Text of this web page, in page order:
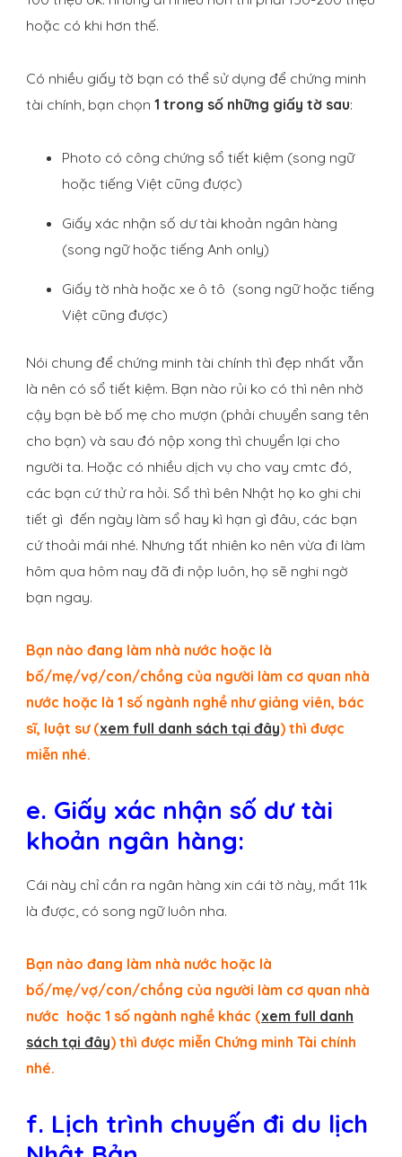
hoặc có khi hơn thế.
Có nhiều giấy tờ bạn có thể sử dụng để chứng minh
tài chính, bạn chọn 1 trong số những giấy tờ sau:
Photo có công chứng sổ tiết kiệm (song ngữ
hoặc tiếng Việt cũng được)
Giấy xác nhận số dư tài khoản ngân hàng
(song ngữ hoặc tiếng Anh only)
Giấy tờ nhà hoặc xe ô tô (song ngữ hoặc tiếng
Việt cũng được)
Nói chung để chứng minh tài chính thì đẹp nhất vẫn
là nên có sổ tiết kiệm. Bạn nào rủi ko có thì nên nhờ
cậy bạn bè bố mẹ cho mượn (phải chuyển sang tên
cho bạn) và sau đó nộp xong thì chuyển lại cho
người ta. Hoặc có nhiều dịch vụ cho vay cmtc đó,
các bạn cứ thử ra hỏi. Sổ thì bên Nhật họ ko ghi chi
tiết gì đến ngày làm sổ hay kì hạn gì đâu, các bạn
cứ thoải mái nhé. Nhưng tất nhiên ko nên vừa đi làm
hôm qua hôm nay đã đi nộp luôn, họ sẽ nghi ngờ
bạn ngay.
Bạn nào đang làm nhà nước hoặc là
bố/mẹ/vợ/con/chồng của người làm cơ quan nhà
nước hoặc là 1 số ngành nghề như giảng viên, bác
sĩ, luật sư (xem full danh sách tại đây) thì được
miễn nhé.
e. Giấy xác nhận số dư tài
khoản ngân hàng:
Cái này chỉ cần ra ngân hàng xin cái tờ này, mất 11k
là được, có song ngữ luôn nha.
Bạn nào đang làm nhà nước hoặc là
bố/mẹ/vợ/con/chồng của người làm cơ quan nhà
nước hoặc 1 số ngành nghề khác (xem full danh
sách tại đây) thì được miễn Chứng minh Tài chính
nhé.
f. Lịch trình chuyến đi du lịch